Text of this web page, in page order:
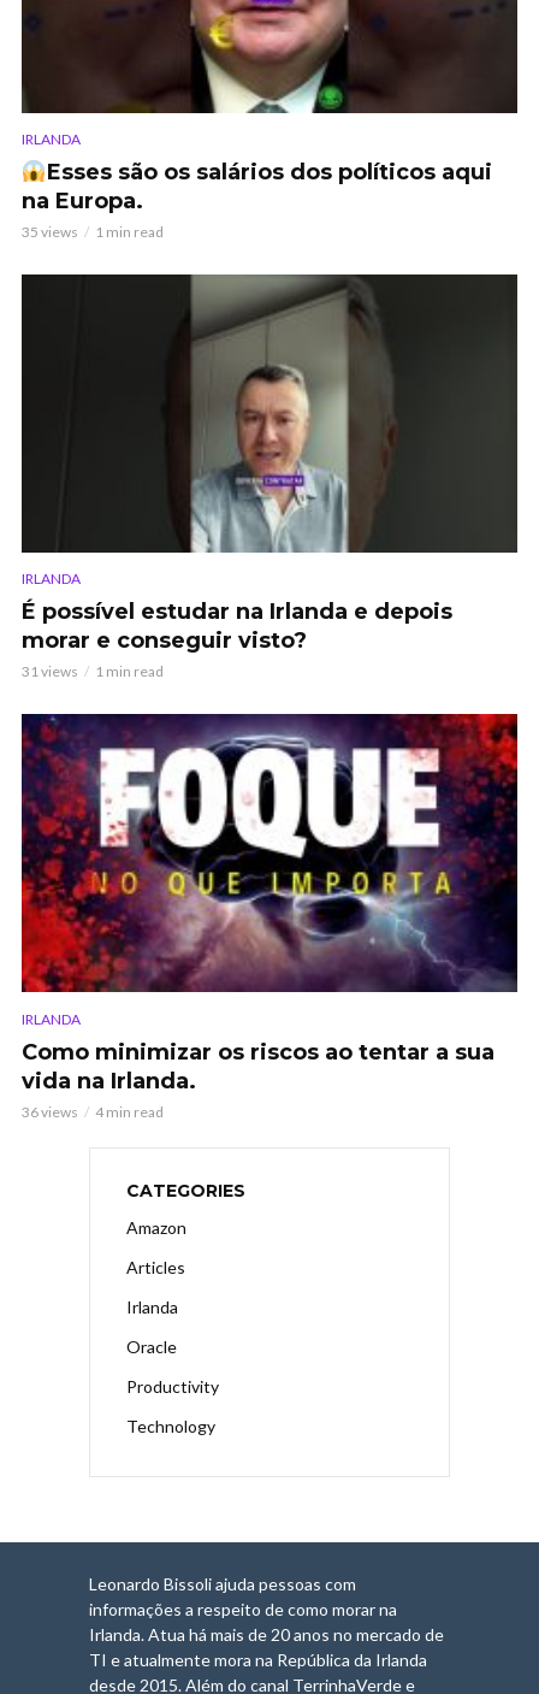
IRLANDA
Esses são os salários dos políticos aqui
na Europa.
35 views 1 min read
IRLANDA
É possível estudar na Irlanda e depois
morar e conseguir visto?
31 views 1 min read
IRLANDA
Como minimizar os riscos ao tentar a sua
vida na Irlanda.
36 views 4 min read
CATEGORIES
Amazon
Articles
Irlanda
Oracle
Productivity
Technology
Leonardo Bissoli ajuda pessoas com
informações a respeito de como morar na
Irlanda. Atua há mais de 20 anos no mercado de
TI e atualmente mora na República da Irlanda
desde 2015. Além do canal TerrinhaVerde e